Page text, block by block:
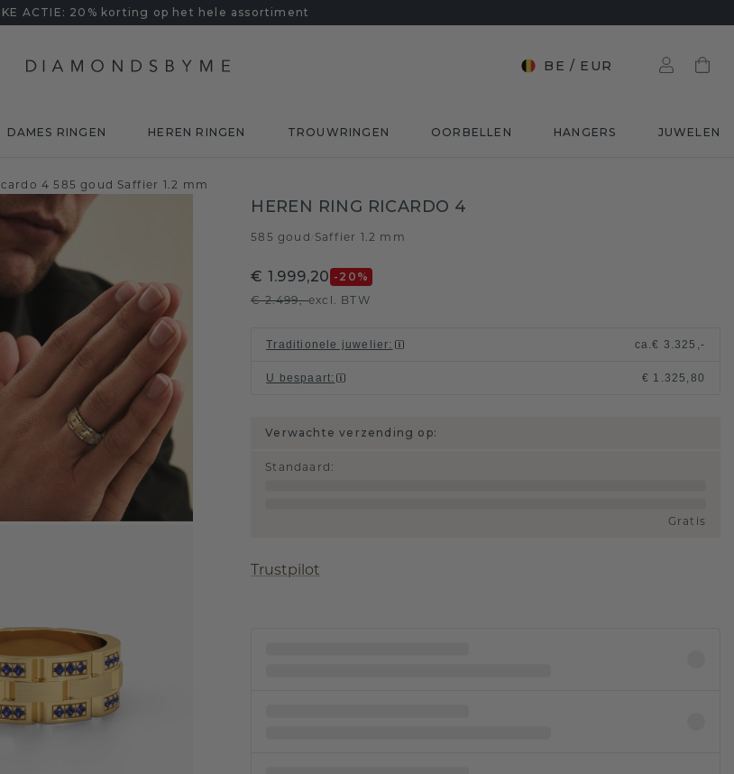
ACTIE: 20% korting op het hele assortiment
BE / EUR
DAMES RINGEN HEREN RINGEN TROUWRINGEN OORBELLEN HANGERS JUWELEN
4 585 goud Saffier 1.2 mm
HEREN RING RICARDO 4
585 goud Saffier 1.2 mm
€ 1.999,20 -20 %
€ 2.499,-excl. BTW
Traditionele juwelier: ca.€ 3.325,-
U bespaart: € 1.325,80
Verwachte verzending op:
Standaard :
Gratis
Trustpilot